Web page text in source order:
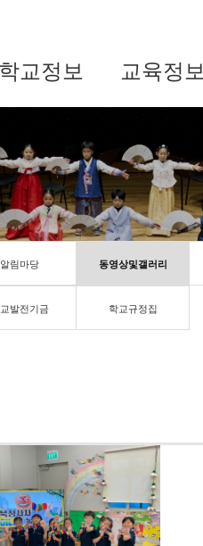
학교정보 교육정보
알림마당 동영상및갤러리
발전기금 학교규정집